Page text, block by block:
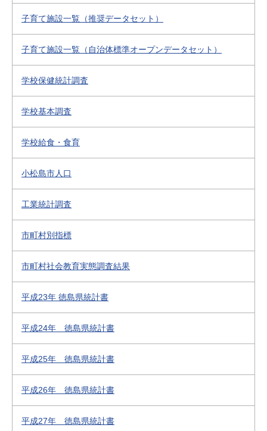
子育て施設一覧（推奨データセット）
子育て施設一覧（自治体標準オープンデータセット）
学校保健統計調査
学校基本調査
学校給食・食育
小松島市人口
工業統計調査
市町村別指標
市町村社会教育実態調査結果
平成23年 徳島県統計書
平成24年 徳島県統計書
平成25年 徳島県統計書
平成26年 徳島県統計書
平成27年 徳島県統計書